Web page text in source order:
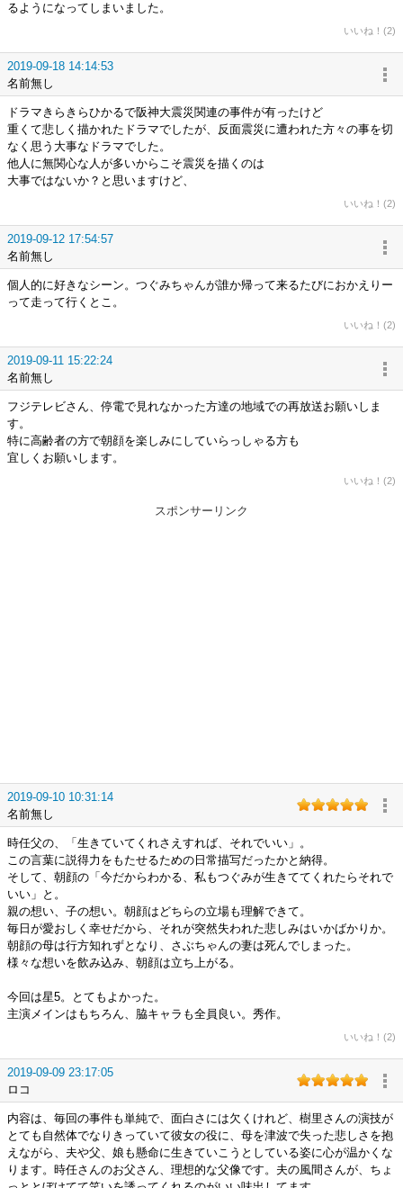
るようになってしまいました。
いいね！(2)
2019-09-18 14:14:53
名前無し
ドラマきらきらひかるで阪神大震災関連の事件が有ったけど
重くて悲しく描かれたドラマでしたが、反面震災に遭われた方々の事を切
なく思う大事なドラマでした。
他人に無関心な人が多いからこそ震災を描くのは
大事ではないか？と思いますけど、
いいね！(2)
2019-09-12 17:54:57
名前無し
個人的に好きなシーン。つぐみちゃんが誰か帰って来るたびにおかえりー
って走って行くとこ。
いいね！(2)
2019-09-11 15:22:24
名前無し
フジテレビさん、停電で見れなかった方達の地域での再放送お願いしま
す。
特に高齢者の方で朝顔を楽しみにしていらっしゃる方も
宜しくお願いします。
いいね！(2)
スポンサーリンク
2019-09-10 10:31:14
名前無し
時任父の、「生きていてくれさえすれば、それでいい」。
この言葉に説得力をもたせるための日常描写だったかと納得。
そして、朝顔の「今だからわかる、私もつぐみが生きててくれたらそれで
いい」と。
親の想い、子の想い。朝顔はどちらの立場も理解できて。
毎日が愛おしく幸せだから、それが突然失われた悲しみはいかばかりか。
朝顔の母は行方知れずとなり、さぶちゃんの妻は死んでしまった。
様々な想いを飲み込み、朝顔は立ち上がる。
今回は星5。とてもよかった。
主演メインはもちろん、脇キャラも全員良い。秀作。
いいね！(2)
2019-09-09 23:17:05
ロコ
内容は、毎回の事件も単純で、面白さには欠くけれど、樹里さんの演技が
とても自然体でなりきっていて彼女の役に、母を津波で失った悲しさを抱
えながら、夫や父、娘も懸命に生きていこうとしている姿に心が温かくな
ります。時任さんのお父さん、理想的な父像です。夫の風間さんが、ちょ